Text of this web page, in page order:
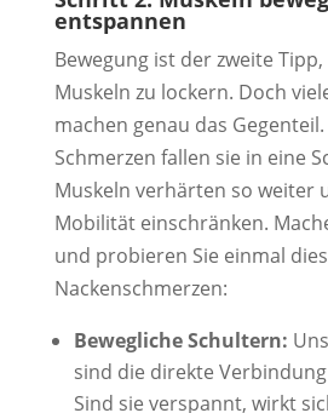
entspannen
Bewegung ist der zweite
Muskeln zu lockern. Doch
machen genau das
Schmerzen fallen sie in eine
Muskeln verhärten so weiter
Mobilität einschränken.
und probieren Sie einmal
Nackenschmerzen:
Bewegliche Schultern:
sind die direkte
Sind sie verspannt, wirkt